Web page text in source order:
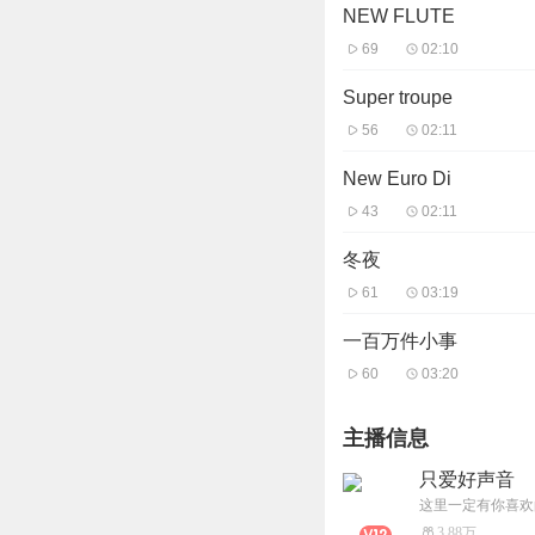
NEW FLUTE
69 02:10
Super troupe
56 02:11
New Euro Di
43 02:11
冬夜
61 03:19
一百万件小事
60 03:20
主播信息
只爱好声音
这里一定有你喜